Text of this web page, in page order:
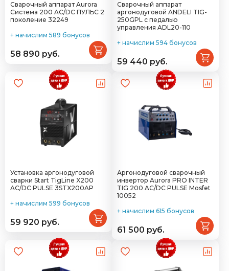
Сварочный аппарат Aurora
Система 200 AC/DC ПУЛЬС 2
поколение 32249
+ начислим 589 бонусов
58 890 руб.
Сварочный аппарат
аргонодуговой ANDELI TIG-
250GPL с педалью
управления ADL20-110
+ начислим 594 бонусов
59 440 руб.
Установка аргонодуговой
сварки Start TigLine X200
AC/DC PULSE 3STX200AP
+ начислим 599 бонусов
59 920 руб.
Аргонодуговой сварочный
инвертор Aurora PRO INTER
TIG 200 AC/DC PULSE Mosfet
10052
+ начислим 615 бонусов
61 500 руб.